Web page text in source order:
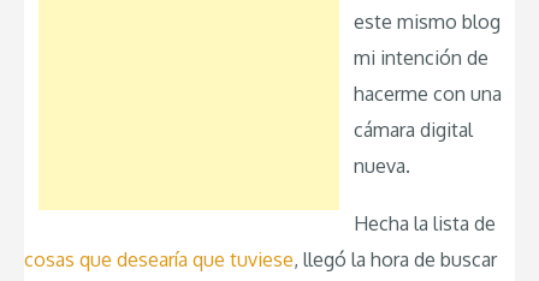
este mismo blog
mi intención de
hacerme con una
cámara digital
nueva.
Hecha la lista de
cosas que desearía que tuviese, llegó la hora de buscar